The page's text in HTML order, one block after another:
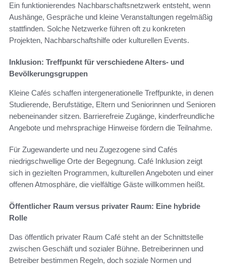
Ein funktionierendes Nachbarschaftsnetzwerk entsteht, wenn
Aushänge, Gespräche und kleine Veranstaltungen regelmäßig
stattfinden. Solche Netzwerke führen oft zu konkreten
Projekten, Nachbarschaftshilfe oder kulturellen Events.
Inklusion: Treffpunkt für verschiedene Alters- und
Bevölkerungsgruppen
Kleine Cafés schaffen intergenerationelle Treffpunkte, in denen
Studierende, Berufstätige, Eltern und Seniorinnen und Senioren
nebeneinander sitzen. Barrierefreie Zugänge, kinderfreundliche
Angebote und mehrsprachige Hinweise fördern die Teilnahme.
Für Zugewanderte und neu Zugezogene sind Cafés
niedrigschwellige Orte der Begegnung. Café Inklusion zeigt
sich in gezielten Programmen, kulturellen Angeboten und einer
offenen Atmosphäre, die vielfältige Gäste willkommen heißt.
Öffentlicher Raum versus privater Raum: Eine hybride
Rolle
Das öffentlich privater Raum Café steht an der Schnittstelle
zwischen Geschäft und sozialer Bühne. Betreiberinnen und
Betreiber bestimmen Regeln, doch soziale Normen und